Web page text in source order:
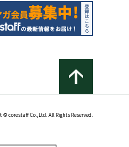
© corestaff Co.,Ltd. All Rights Reserved.